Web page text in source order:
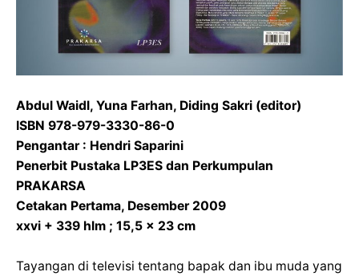
Abdul Waidl, Yuna Farhan, Diding Sakri (editor)
ISBN 978-979-3330-86-0
Pengantar : Hendri Saparini
Penerbit Pustaka LP3ES dan Perkumpulan
PRAKARSA
Cetakan Pertama, Desember 2009
xxvi + 339 hlm ; 15,5 x 23 cm
Tayangan di televisi tentang bapak dan ibu muda yang